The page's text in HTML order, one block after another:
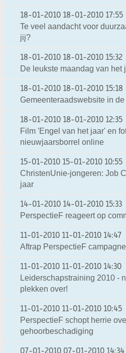
18-01-2010 18-01-2010 17:55
Te veel aandacht voor
jij?
18-01-2010 18-01-2010 15:32
De leukste maandag van het
18-01-2010 18-01-2010 15:18
Gemeenteraadswebsite in de
18-01-2010 18-01-2010 12:35
Film 'Engel van het jaar' en
nieuwjaarsborrel online
15-01-2010 15-01-2010 10:55
ChristenUnie-jongeren: Job
jaar
14-01-2010 14-01-2010 15:33
PerspectieF reageert op
11-01-2010 11-01-2010 14:47
Aftrap PerspectieF
11-01-2010 11-01-2010 14:30
Leiderschapstraining 2010 -
plekken over!
11-01-2010 11-01-2010 10:45
PerspectieF schopt herrie
gehoorbeschadiging